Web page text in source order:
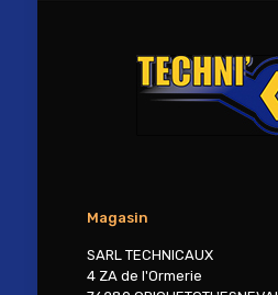
Magasin
SARL TECHNICAUX
4 ZA de l'Ormerie